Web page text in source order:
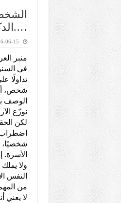
06-15
منبر
في
تداولًا
شخص، أو
الوصف
نوزّع
لكن
شخصيًا،
ولا
النفس
من
لا